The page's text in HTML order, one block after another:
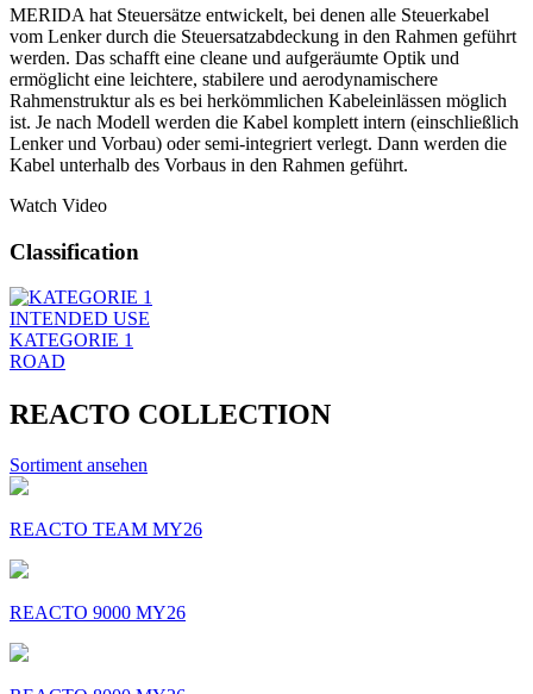
MERIDA hat Steuersätze entwickelt, bei denen alle Steuerkabel
vom Lenker durch die Steuersatzabdeckung in den Rahmen geführt
werden. Das schafft eine cleane und aufgeräumte Optik und
ermöglicht eine leichtere, stabilere und aerodynamischere
Rahmenstruktur als es bei herkömmlichen Kabeleinlässen möglich
ist. Je nach Modell werden die Kabel komplett intern (einschließlich
Lenker und Vorbau) oder semi-integriert verlegt. Dann werden die
Kabel unterhalb des Vorbaus in den Rahmen geführt.
Watch Video
Classification
INTENDED USE
KATEGORIE 1
ROAD
REACTO COLLECTION
Sortiment ansehen
REACTO TEAM MY26
REACTO 9000 MY26